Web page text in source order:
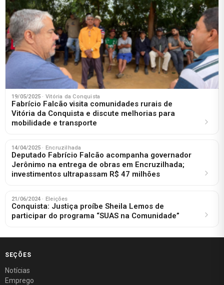
19/05/2025 · Vitória da Conquista
Fabrício Falcão visita comunidades rurais de
Vitória da Conquista e discute melhorias para
mobilidade e transporte
14/04/2025 · Encruzilhada
Deputado Fabrício Falcão acompanha governador
Jerônimo na entrega de obras em Encruzilhada;
investimentos ultrapassam R$ 47 milhões
21/06/2024 · Eleições
Conquista: Justiça proíbe Sheila Lemos de
participar do programa “SUAS na Comunidade”
SEÇÕES
Notícias
Emprego